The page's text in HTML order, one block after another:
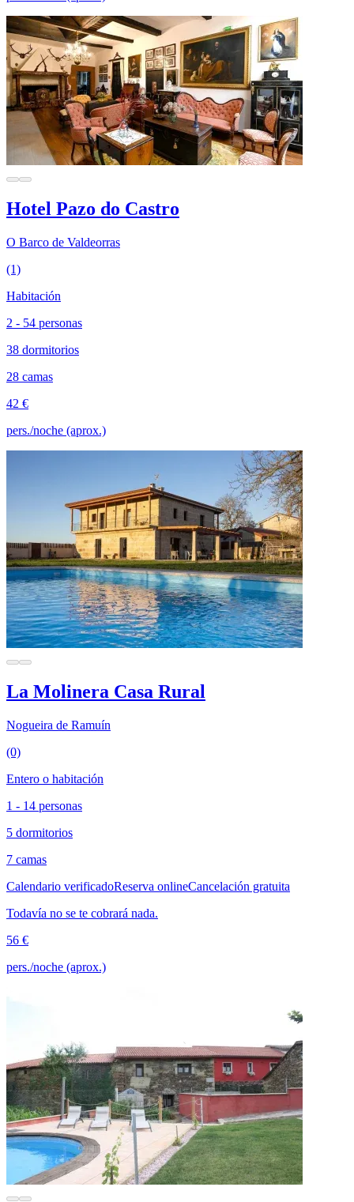
Hotel Pazo do Castro
O Barco de Valdeorras
(1)
Habitación
2 - 54 personas
38 dormitorios
28 camas
42 €
pers./noche (aprox.)
La Molinera Casa Rural
Nogueira de Ramuín
(0)
Entero o habitación
1 - 14 personas
5 dormitorios
7 camas
Calendario verificadoReserva onlineCancelación gratuita
Todavía no se te cobrará nada.
56 €
pers./noche (aprox.)